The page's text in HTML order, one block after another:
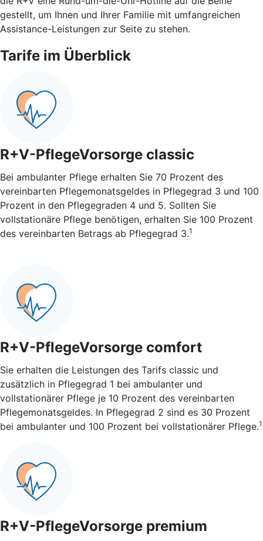
gestellt, um Ihnen und Ihrer Familie mit umfangreichen
Assistance-Leistungen zur Seite zu stehen.
Tarife im Überblick
R+V-PflegeVorsorge classic
Bei ambulanter Pflege erhalten Sie 70 Prozent des
vereinbarten Pflegemonatsgeldes in Pflegegrad 3 und 100
Prozent in den Pflegegraden 4 und 5. Sollten Sie
vollstationäre Pflege benötigen, erhalten Sie 100 Prozent
des vereinbarten Betrags ab Pflegegrad 3.1
R+V-PflegeVorsorge comfort
Sie erhalten die Leistungen des Tarifs classic und
zusätzlich in Pflegegrad 1 bei ambulanter und
vollstationärer Pflege je 10 Prozent des vereinbarten
Pflegemonatsgeldes. In Pflegegrad 2 sind es 30 Prozent
bei ambulanter und 100 Prozent bei vollstationärer Pflege.1
R+V-PflegeVorsorge premium